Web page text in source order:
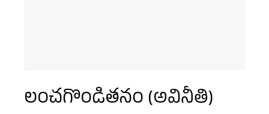
లంచగొండితనం (అవినీతి)